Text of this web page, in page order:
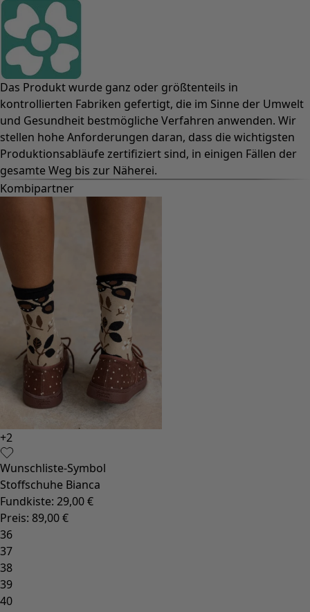
Das Produkt wurde ganz oder größtenteils in
kontrollierten Fabriken gefertigt, die im Sinne der Umwelt
und Gesundheit bestmögliche Verfahren anwenden. Wir
stellen hohe Anforderungen daran, dass die wichtigsten
Produktionsabläufe zertifiziert sind, in einigen Fällen der
gesamte Weg bis zur Näherei.
Kombipartner
+2
Wunschliste-Symbol
Stoffschuhe Bianca
Fundkiste: 29,00 €
Preis: 89,00 €
36
37
38
39
40